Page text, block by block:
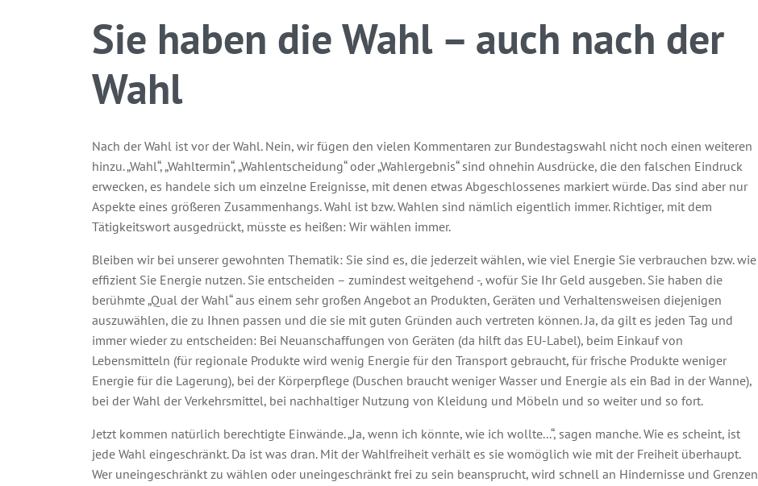
Sie haben die Wahl – auch nach der
Wahl
Nach der Wahl ist vor der Wahl. Nein, wir fügen den vielen Kommentaren zur Bundestagswahl nicht noch einen weiteren
hinzu. „Wahl“, „Wahltermin“, „Wahlentscheidung“ oder „Wahlergebnis“ sind ohnehin Ausdrücke, die den falschen Eindruck
erwecken, es handele sich um einzelne Ereignisse, mit denen etwas Abgeschlossenes markiert würde. Das sind aber nur
Aspekte eines größeren Zusammenhangs. Wahl ist bzw. Wahlen sind nämlich eigentlich immer. Richtiger, mit dem
Tätigkeitswort ausgedrückt, müsste es heißen: Wir wählen immer.
Bleiben wir bei unserer gewohnten Thematik: Sie sind es, die jederzeit wählen, wie viel Energie Sie verbrauchen bzw. wie
effizient Sie Energie nutzen. Sie entscheiden – zumindest weitgehend -, wofür Sie Ihr Geld ausgeben. Sie haben die
berühmte „Qual der Wahl“ aus einem sehr großen Angebot an Produkten, Geräten und Verhaltensweisen diejenigen
auszuwählen, die zu Ihnen passen und die sie mit guten Gründen auch vertreten können. Ja, da gilt es jeden Tag und
immer wieder zu entscheiden: Bei Neuanschaffungen von Geräten (da hilft das EU-Label), beim Einkauf von
Lebensmitteln (für regionale Produkte wird wenig Energie für den Transport gebraucht, für frische Produkte weniger
Energie für die Lagerung), bei der Körperpflege (Duschen braucht weniger Wasser und Energie als ein Bad in der Wanne),
bei der Wahl der Verkehrsmittel, bei nachhaltiger Nutzung von Kleidung und Möbeln und so weiter und so fort.
Jetzt kommen natürlich berechtigte Einwände. „Ja, wenn ich könnte, wie ich wollte...“, sagen manche. Wie es scheint, ist
jede Wahl eingeschränkt. Da ist was dran. Mit der Wahlfreiheit verhält es sie womöglich wie mit der Freiheit überhaupt.
Wer uneingeschränkt zu wählen oder uneingeschränkt frei zu sein beansprucht, wird schnell an Hindernisse und Grenzen